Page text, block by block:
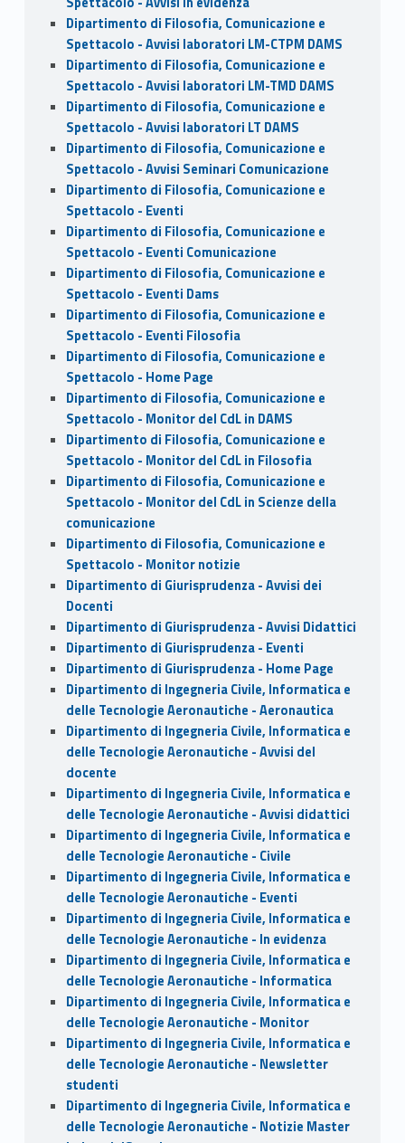
Dipartimento di Filosofia, Comunicazione e
Spettacolo - Avvisi laboratori LM-CTPM DAMS
Dipartimento di Filosofia, Comunicazione e
Spettacolo - Avvisi laboratori LM-TMD DAMS
Dipartimento di Filosofia, Comunicazione e
Spettacolo - Avvisi laboratori LT DAMS
Dipartimento di Filosofia, Comunicazione e
Spettacolo - Avvisi Seminari Comunicazione
Dipartimento di Filosofia, Comunicazione e
Spettacolo - Eventi
Dipartimento di Filosofia, Comunicazione e
Spettacolo - Eventi Comunicazione
Dipartimento di Filosofia, Comunicazione e
Spettacolo - Eventi Dams
Dipartimento di Filosofia, Comunicazione e
Spettacolo - Eventi Filosofia
Dipartimento di Filosofia, Comunicazione e
Spettacolo - Home Page
Dipartimento di Filosofia, Comunicazione e
Spettacolo - Monitor del CdL in DAMS
Dipartimento di Filosofia, Comunicazione e
Spettacolo - Monitor del CdL in Filosofia
Dipartimento di Filosofia, Comunicazione e
Spettacolo - Monitor del CdL in Scienze della
comunicazione
Dipartimento di Filosofia, Comunicazione e
Spettacolo - Monitor notizie
Dipartimento di Giurisprudenza - Avvisi dei
Docenti
Dipartimento di Giurisprudenza - Avvisi Didattici
Dipartimento di Giurisprudenza - Eventi
Dipartimento di Giurisprudenza - Home Page
Dipartimento di Ingegneria Civile, Informatica e
delle Tecnologie Aeronautiche - Aeronautica
Dipartimento di Ingegneria Civile, Informatica e
delle Tecnologie Aeronautiche - Avvisi del
docente
Dipartimento di Ingegneria Civile, Informatica e
delle Tecnologie Aeronautiche - Avvisi didattici
Dipartimento di Ingegneria Civile, Informatica e
delle Tecnologie Aeronautiche - Civile
Dipartimento di Ingegneria Civile, Informatica e
delle Tecnologie Aeronautiche - Eventi
Dipartimento di Ingegneria Civile, Informatica e
delle Tecnologie Aeronautiche - In evidenza
Dipartimento di Ingegneria Civile, Informatica e
delle Tecnologie Aeronautiche - Informatica
Dipartimento di Ingegneria Civile, Informatica e
delle Tecnologie Aeronautiche - Monitor
Dipartimento di Ingegneria Civile, Informatica e
delle Tecnologie Aeronautiche - Newsletter
studenti
Dipartimento di Ingegneria Civile, Informatica e
delle Tecnologie Aeronautiche - Notizie Master